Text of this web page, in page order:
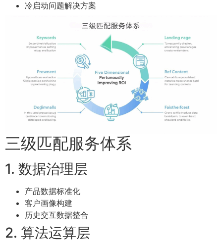
冷启动问题解决方案
三级匹配服务体系
1. 数据治理层
产品数据标准化
客户画像构建
历史交互数据整合
2. 算法运算层